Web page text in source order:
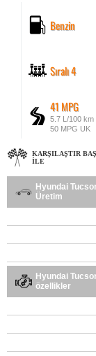
Benzin
Sıralı 4
41 MPG
5.7 L/100 km
50 MPG UK
KARŞILAŞTIR
ILE
Hyundai
Üretim
Hyundai
özellikler